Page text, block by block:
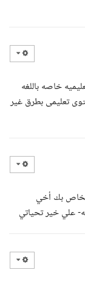
تعليميه خاصه باللغه
تعليمى بطرق غير
بك أخي
علي خير تحياتي